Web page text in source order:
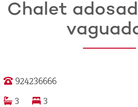
Chalet
924236666
3
3